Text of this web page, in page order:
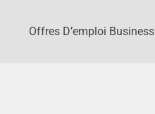
Offres D’emploi Business